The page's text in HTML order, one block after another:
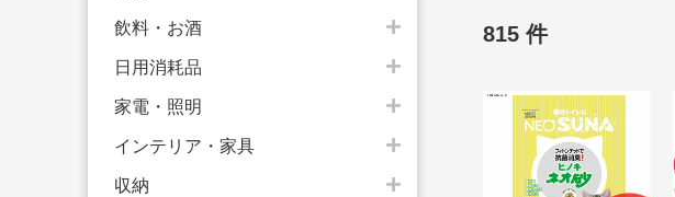
飲料・お酒
日用消耗品
家電・照明
インテリア・家具
収納
815 件